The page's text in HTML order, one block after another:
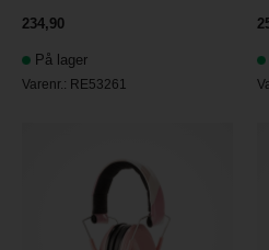
234,90
På lager
Varenr.: RE53261